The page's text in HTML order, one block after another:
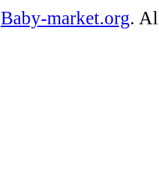
Baby-market.org.